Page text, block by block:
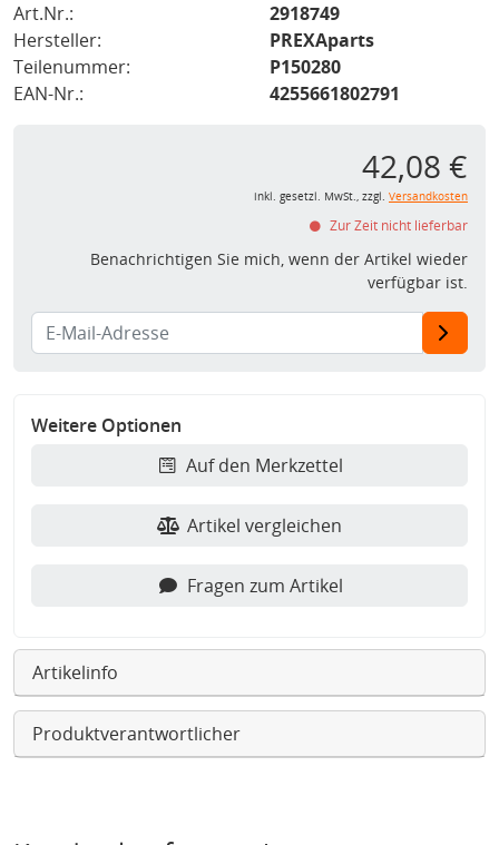
Art.Nr.:
2918749
Hersteller:
PREXAparts
Teilenummer:
P150280
EAN-Nr.:
4255661802791
42,08 €
inkl. gesetzl. MwSt., zzgl. Versandkosten
Zur Zeit nicht lieferbar
Benachrichtigen Sie mich, wenn der Artikel wieder
verfügbar ist.
Weitere Optionen
Auf den Merkzettel
Artikel vergleichen
Fragen zum Artikel
Artikelinfo
Produktverantwortlicher